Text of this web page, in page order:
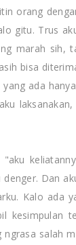
orang
gitu. Trus
marah sih,
bisa
ada
Dan
Kalo ada
kesimpulan
ngrasa salah